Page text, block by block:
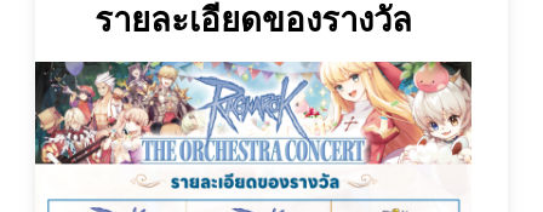
รายละเอียดของรางวัล